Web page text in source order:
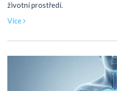
životní prostředí.
Více